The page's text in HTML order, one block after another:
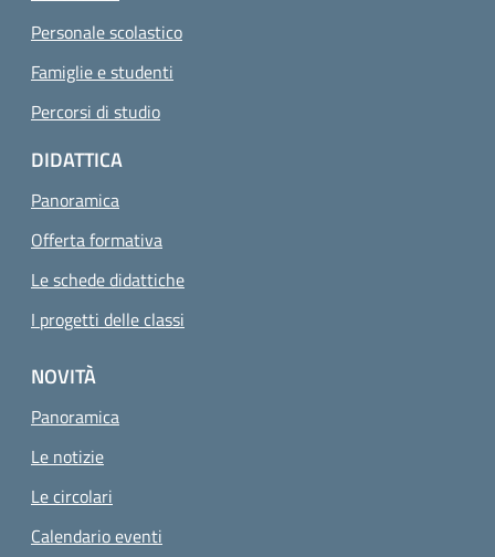
Personale scolastico
Famiglie e studenti
Percorsi di studio
DIDATTICA
Panoramica
Offerta formativa
Le schede didattiche
I progetti delle classi
NOVITÀ
Panoramica
Le notizie
Le circolari
Calendario eventi